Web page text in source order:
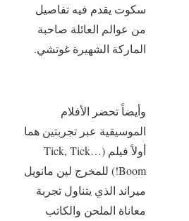
سكوت يقدم فيه تفاصيل
من عوالم العائلة صاحبة
الماركة الشهيرة غوتشي.
وأيضاً تحضر الأفلام
الموسيقية عبر تجربتين هما
أولاً فيلم (Tick, Tick…
Boom!) للمخرج لين مانويل
ميراند الذي يتناول تجربة
معاناة الملحن والكاتب